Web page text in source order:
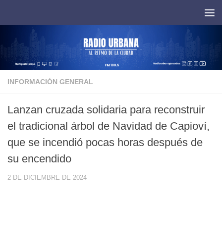
INFORMACIÓN GENERAL
Lanzan cruzada solidaria para reconstruir
el tradicional árbol de Navidad de Capioví,
que se incendió pocas horas después de
su encendido
2 DE DICIEMBRE DE 2024